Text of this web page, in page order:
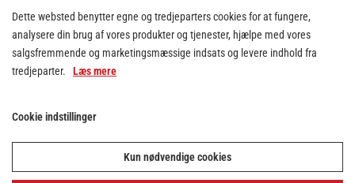
Dette websted benytter egne og tredjeparters cookies for at fungere,
analysere din brug af vores produkter og tjenester, hjælpe med vores
salgsfremmende og marketingsmæssige indsats og levere indhold fra
tredjeparter. Læs mere
Cookie indstillinger
Kun nødvendige cookies